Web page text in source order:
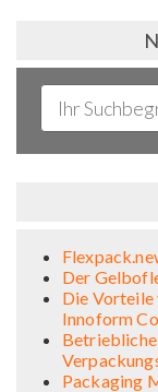
Der
Die Vorteile
Innoform
Packaging